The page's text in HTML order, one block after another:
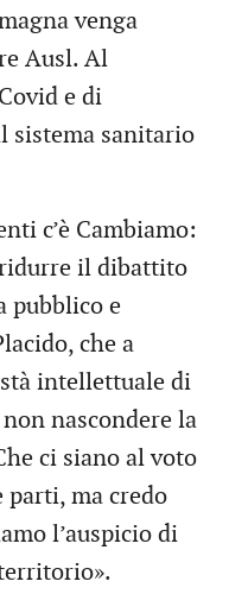
venga
Ausl. Al
e di
sistema sanitario
c’è Cambiamo:
ridurre il dibattito
pubblico e
che a
intellettuale di
nascondere la
ci siano al voto
parti, ma credo
l’auspicio di